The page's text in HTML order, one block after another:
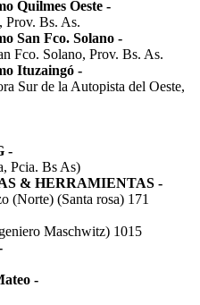
Quilmes Oeste -
Prov. Bs. As.
San Fco. Solano -
Fco. Solano, Prov. Bs. As.
Ituzaingó -
Sur de la Autopista del Oeste,
-
Pcia. Bs As)
& HERRAMIENTAS -
(Norte) (Santa rosa) 171
Maschwitz) 1015
-